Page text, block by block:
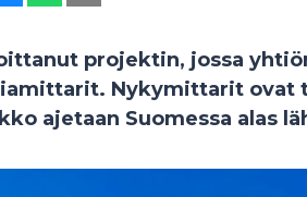
projektin, jossa
Nykymittarit ovat
ajetaan Suomessa alas